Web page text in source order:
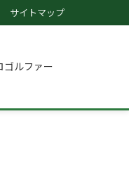
サイトマップ
ゴルファー